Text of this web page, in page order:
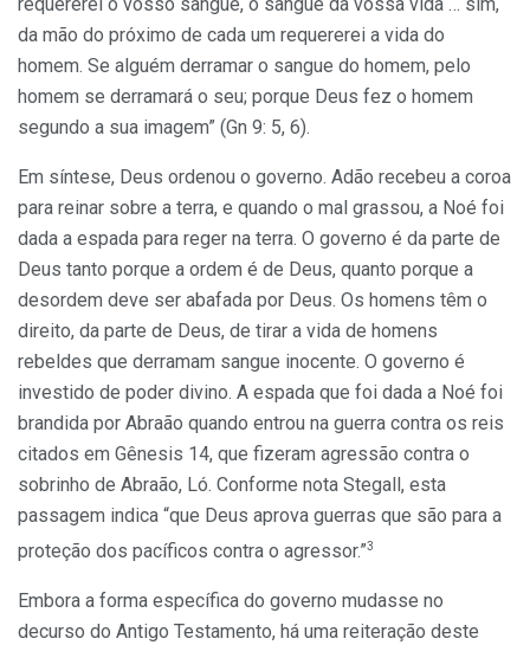
da mão do próximo de cada um requererei a vida do
homem. Se alguém derramar o sangue do homem, pelo
homem se derramará o seu; porque Deus fez o homem
segundo a sua imagem” (Gn 9: 5, 6).
Em síntese, Deus ordenou o governo. Adão recebeu a coroa
para reinar sobre a terra, e quando o mal grassou, a Noé foi
dada a espada para reger na terra. O governo é da parte de
Deus tanto porque a ordem é de Deus, quanto porque a
desordem deve ser abafada por Deus. Os homens têm o
direito, da parte de Deus, de tirar a vida de homens
rebeldes que derramam sangue inocente. O governo é
investido de poder divino. A espada que foi dada a Noé foi
brandida por Abraão quando entrou na guerra contra os reis
citados em Gênesis 14, que fizeram agressão contra o
sobrinho de Abraão, Ló. Conforme nota Stegall, esta
passagem indica “que Deus aprova guerras que são para a
proteção dos pacíficos contra o agressor.”3
Embora a forma específica do governo mudasse no
decurso do Antigo Testamento, há uma reiteração deste